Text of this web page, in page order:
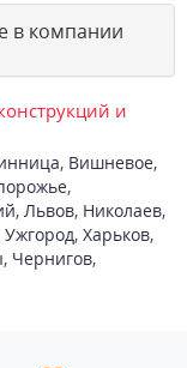
в компании
и
, Вишневое,
,
, Львов, Николаев,
Ужгород, Харьков,
, Чернигов,